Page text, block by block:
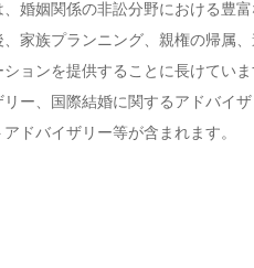
婚姻関係の非訟分野における豊
、家族プランニング、親権の帰属
ョンを提供することに長けてい
ー、国際結婚に関するアドバイ
ドバイザリー等が含まれます。